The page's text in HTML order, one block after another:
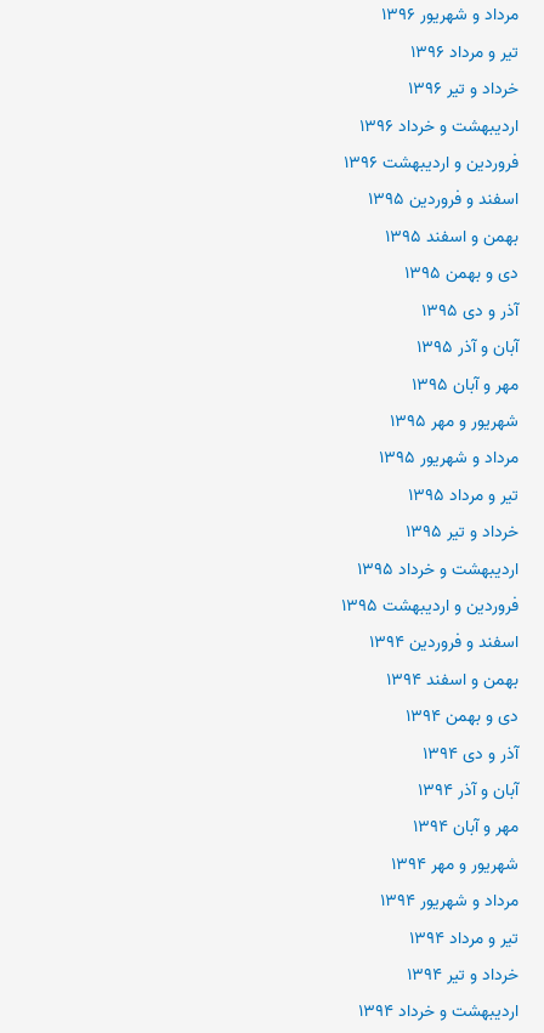
مرداد و شهریور ۱۳۹۶
تیر و مرداد ۱۳۹۶
خرداد و تیر ۱۳۹۶
اردیبهشت و خرداد ۱۳۹۶
فروردین و اردیبهشت ۱۳۹۶
اسفند و فروردین ۱۳۹۵
بهمن و اسفند ۱۳۹۵
دی و بهمن ۱۳۹۵
آذر و دی ۱۳۹۵
آبان و آذر ۱۳۹۵
مهر و آبان ۱۳۹۵
شهریور و مهر ۱۳۹۵
مرداد و شهریور ۱۳۹۵
تیر و مرداد ۱۳۹۵
خرداد و تیر ۱۳۹۵
اردیبهشت و خرداد ۱۳۹۵
فروردین و اردیبهشت ۱۳۹۵
اسفند و فروردین ۱۳۹۴
بهمن و اسفند ۱۳۹۴
دی و بهمن ۱۳۹۴
آذر و دی ۱۳۹۴
آبان و آذر ۱۳۹۴
مهر و آبان ۱۳۹۴
شهریور و مهر ۱۳۹۴
مرداد و شهریور ۱۳۹۴
تیر و مرداد ۱۳۹۴
خرداد و تیر ۱۳۹۴
اردیبهشت و خرداد ۱۳۹۴